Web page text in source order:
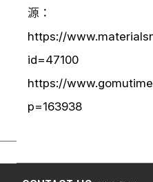
源：
https://
id=47100
https://
p=163938